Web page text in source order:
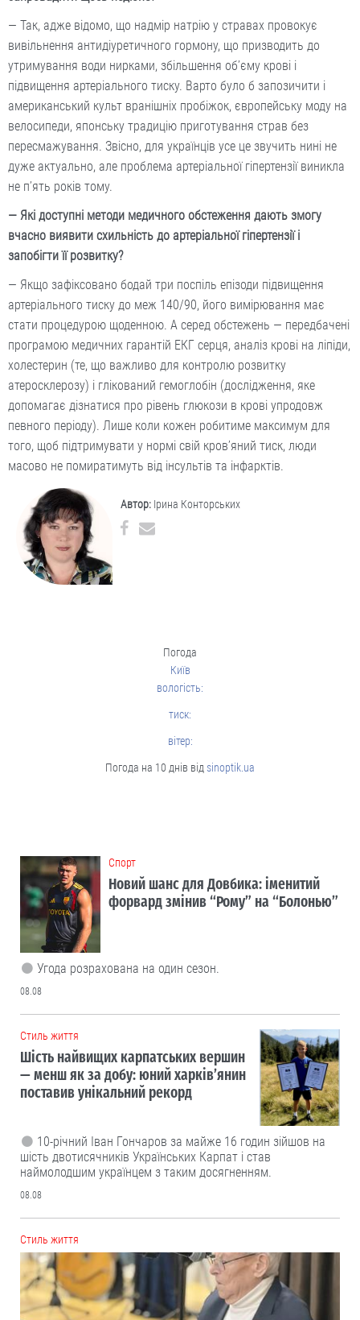
— Так, адже відомо, що надмір натрію у стравах провокує
вивільнення антидіуретичного гормону, що призводить до
утримування води нирками, збільшення об’єму крові і
підвищення артеріального тиску. Варто було б запозичити і
американський культ вранішніх пробіжок, європейську моду на
велосипеди, японську традицію приготування страв без
пересмажування. Звісно, для українців усе це звучить нині не
дуже актуально, але проблема артеріальної гіпертензії виникла
не п’ять років тому.
— Які доступні методи медичного обстеження дають змогу
вчасно виявити схильність до артеріальної гіпертензії і
запобігти її розвитку?
— Якщо зафіксовано бодай три поспіль епізоди підвищення
артеріального тиску до меж 140/90, його вимірювання має
стати процедурою щоденною. А серед обстежень — передбачені
програмою медичних гарантій ЕКГ серця, аналіз крові на ліпіди,
холестерин (те, що важливо для контролю розвитку
атеросклерозу) і глікований гемоглобін (дослідження, яке
допомагає дізнатися про рівень глюкози в крові упродовж
певного періоду). Лише коли кожен робитиме максимум для
того, щоб підтримувати у нормі свій кров’яний тиск, люди
масово не помиратимуть від інсультів та інфарктів.
Автор: Ірина Конторських
Погода
Київ
вологість:
тиск:
вітер:
Погода на 10 днів від sinoptik.ua
Cпорт
Новий шанс для Довбика: іменитий
форвард змінив “Рому” на “Болонью”
Угода розрахована на один сезон.
08.08
Cтиль життя
Шість найвищих карпатських вершин
— менш як за добу: юний харків’янин
поставив унікальний рекорд
10-річний Іван Гончаров за майже 16 годин зійшов на
шість двотисячників Українських Карпат і став
наймолодшим українцем з таким досягненням.
08.08
Cтиль життя